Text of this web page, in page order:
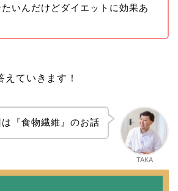
いんだけどダイエットに効果あ
えていきます！
TAKA
『食物繊維』のお話